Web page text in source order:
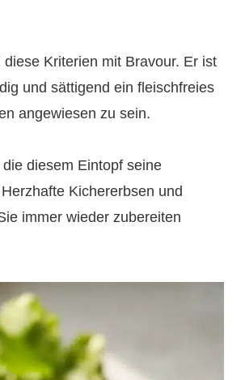
Kriterien mit Bravour. Er ist
und sättigend ein fleischfreies
angewiesen zu sein.
diesem Eintopf seine
Kichererbsen und
immer wieder zubereiten